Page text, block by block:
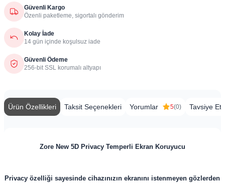
Güvenli Kargo
Özenli paketleme, sigortalı gönderim
Kolay İade
14 gün içinde koşulsuz iade
Güvenli Ödeme
256-bit SSL korumalı altyapı
Ürün Özellikleri Taksit Seçenekleri Yorumlar 5(0) Tavsiye Et
Zore New 5D Privacy Temperli Ekran Koruyucu
Privacy özelliği sayesinde cihazınızın ekranını istenmeyen gözlerden